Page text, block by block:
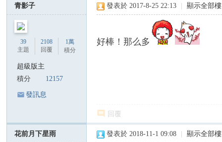
ha
ャ
青影子
39
主題
2108
回覆
1萬
積分
超級版主
積分
12157
發訊息
發表於 2017-8-25 22:13 顯示全部
好棒！那么多
回覆
花前月下星雨 發表於 2018-11-1 09:08 顯示全部